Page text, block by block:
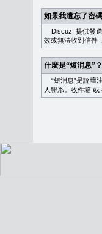
如果我遺忘了密
Discuz! 提供發送
效或無法收到信件
什麼是“短消息”？
“短消息”是論壇
人聯系。 收件箱 或